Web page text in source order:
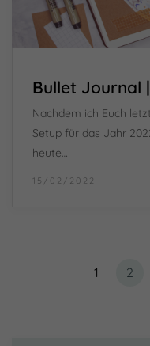
Bullet Journal
Nachdem ich Euch
Setup für das Jahr
heute…
15/02/2022
1 2